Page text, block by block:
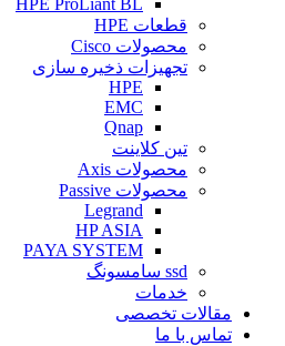
HPE ProLiant BL
قطعات HPE
محصولات Cisco
تجهیزات ذخیره سازی
HPE
EMC
Qnap
تین کلاینت
محصولات Axis
محصولات Passive
Legrand
HP ASIA
PAYA SYSTEM
ssd سامسونگ
خدمات
مقالات تخصصی
تماس با ما